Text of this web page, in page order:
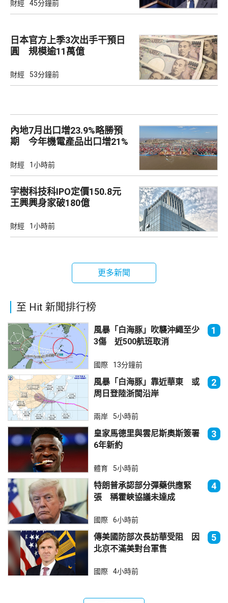
財經 45分鐘前
日本官方上季3次出手干預日
圓 規模逾11萬億
財經 53分鐘前
內地7月出口增23.9%略勝預
期 今年機電產品出口增21%
財經 1小時前
宇樹科技科IPO定價150.8元
王興興身家破180億
財經 1小時前
更多新聞
至 Hit 新聞排行榜
風暴「白海豚」吹襲沖繩至少
3傷 近500航班取消
1
國際 13分鐘前
風暴「白海豚」靠近華東 或
周日登陸浙閩沿岸
2
兩岸 5小時前
皇家馬德里與雲尼斯奧斯簽署
6年新約
3
體育 5小時前
特朗普承認部分彈藥供應緊
張 稱霍峽協議未達成
4
國際 6小時前
傳美國防部次長訪華受阻 因
北京不滿美對台軍售
5
國際 4小時前